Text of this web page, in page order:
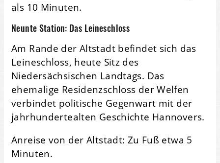
als 10 Minuten.
Neunte Station: Das Leineschloss
Am Rande der Altstadt befindet sich das
Leineschloss, heute Sitz des
Niedersächsischen Landtags. Das
ehemalige Residenzschloss der Welfen
verbindet politische Gegenwart mit der
jahrhundertealten Geschichte Hannovers.
Anreise von der Altstadt: Zu Fuß etwa 5
Minuten.